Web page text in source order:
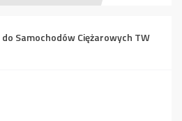
Samochodów Ciężarowych TW